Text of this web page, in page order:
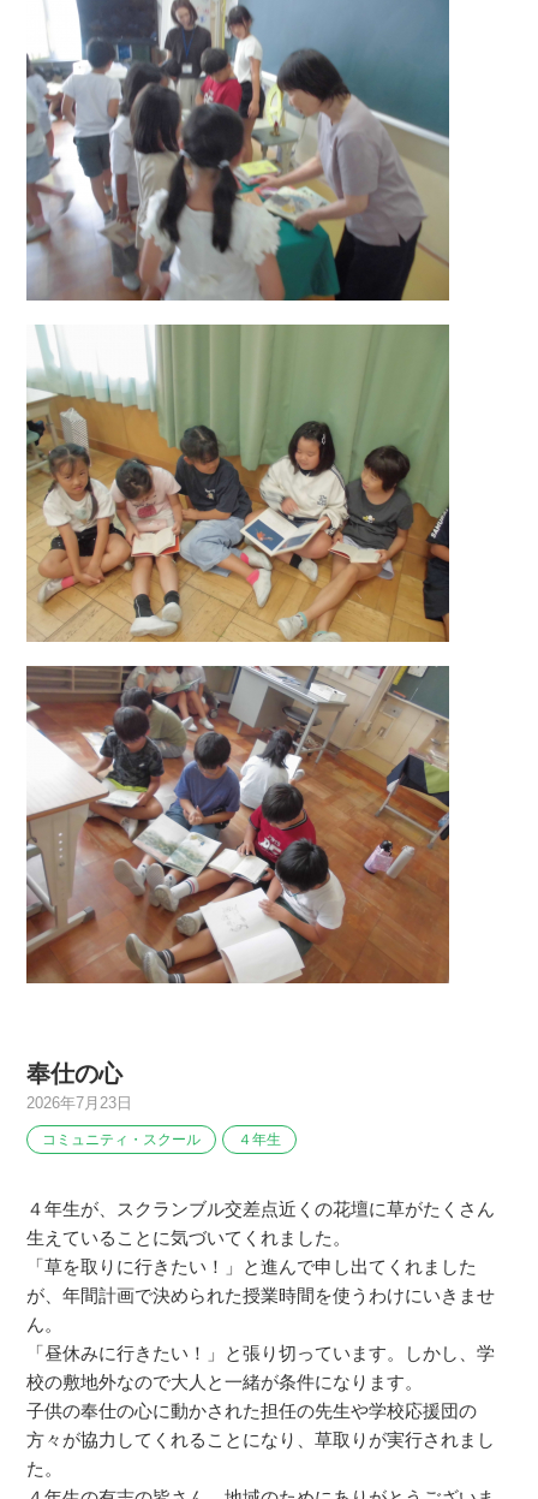
奉仕の心
2026年7月23日
コミュニティ・スクール ４年生
４年生が、スクランブル交差点近くの花壇に草がたくさん
生えていることに気づいてくれました。
「草を取りに行きたい！」と進んで申し出てくれました
が、年間計画で決められた授業時間を使うわけにいきませ
ん。
「昼休みに行きたい！」と張り切っています。しかし、学
校の敷地外なので大人と一緒が条件になります。
子供の奉仕の心に動かされた担任の先生や学校応援団の
方々が協力してくれることになり、草取りが実行されまし
た。